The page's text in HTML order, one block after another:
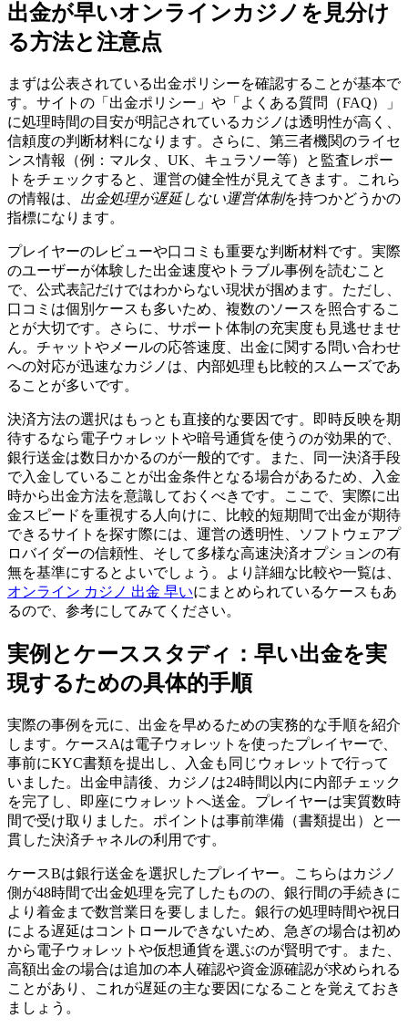
出金が早いオンラインカジノを見分け
る方法と注意点
まずは公表されている出金ポリシーを確認することが基本で
す。サイトの「出金ポリシー」や「よくある質問（FAQ）」
に処理時間の目安が明記されているカジノは透明性が高く、
信頼度の判断材料になります。さらに、第三者機関のライセ
ンス情報（例：マルタ、UK、キュラソー等）と監査レポー
トをチェックすると、運営の健全性が見えてきます。これら
の情報は、 出金処理が遅延しない運営体制を持つかどうかの
指標になります。
プレイヤーのレビューや口コミも重要な判断材料です。実際
のユーザーが体験した出金速度やトラブル事例を読むこと
で、公式表記だけではわからない現状が掴めます。ただし、
口コミは個別ケースも多いため、複数のソースを照合するこ
とが大切です。さらに、サポート体制の充実度も見逃せませ
ん。チャットやメールの応答速度、出金に関する問い合わせ
への対応が迅速なカジノは、内部処理も比較的スムーズであ
ることが多いです。
決済方法の選択はもっとも直接的な要因です。即時反映を期
待するなら電子ウォレットや暗号通貨を使うのが効果的で、
銀行送金は数日かかるのが一般的です。また、同一決済手段
で入金していることが出金条件となる場合があるため、入金
時から出金方法を意識しておくべきです。ここで、実際に出
金スピードを重視する人向けに、比較的短期間で出金が期待
できるサイトを探す際には、運営の透明性、ソフトウェアプ
ロバイダーの信頼性、そして多様な高速決済オプションの有
無を基準にするとよいでしょう。より詳細な比較や一覧は、
オンライン カジノ 出金 早いにまとめられているケースもあ
るので、参考にしてみてください。
実例とケーススタディ：早い出金を実
現するための具体的手順
実際の事例を元に、出金を早めるための実務的な手順を紹介
します。ケースAは電子ウォレットを使ったプレイヤーで、
事前にKYC書類を提出し、入金も同じウォレットで行って
いました。出金申請後、カジノは24時間以内に内部チェック
を完了し、即座にウォレットへ送金。プレイヤーは実質数時
間で受け取りました。ポイントは事前準備（書類提出）と一
貫した決済チャネルの利用です。
ケースBは銀行送金を選択したプレイヤー。こちらはカジノ
側が48時間で出金処理を完了したものの、銀行間の手続きに
より着金まで数営業日を要しました。銀行の処理時間や祝日
による遅延はコントロールできないため、急ぎの場合は初め
から電子ウォレットや仮想通貨を選ぶのが賢明です。また、
高額出金の場合は追加の本人確認や資金源確認が求められる
ことがあり、これが遅延の主な要因になることを覚えておき
ましょう。